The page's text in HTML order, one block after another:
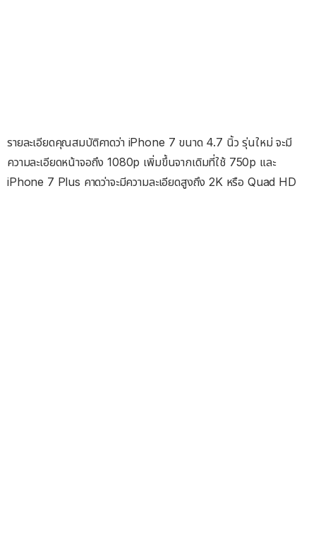
รายละเอียดคุณสมบัติคาดว่า iPhone 7 ขนาด 4.7 นิ้ว รุ่นใหม่ จะมี
ความละเอียดหน้าจอถึง 1080p เพิ่มขึ้นจากเดิมที่ใช้ 750p และ
iPhone 7 Plus คาดว่าจะมีความละเอียดสูงถึง 2K หรือ Quad HD